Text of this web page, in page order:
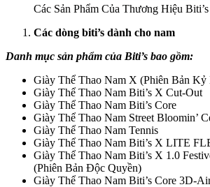
Các Sản Phẩm Của Thương Hiệu
Các dòng biti’s dành cho nam
Danh mục sản phẩm của Biti’s bao gồm:
Giày Thể Thao Nam X (Phiên Bản Kỷ
Giày Thể Thao Nam Biti’s X Cut-Out
Giày Thể Thao Nam Biti’s Core
Giày Thể Thao Nam Street Bloomin’
Giày Thể Thao Nam Tennis
Giày Thể Thao Nam Biti’s X LITE
Giày Thể Thao Nam Biti’s X 1.0
(Phiên Bản Độc Quyền)
Giày Thể Thao Nam Biti’s Core 3D-